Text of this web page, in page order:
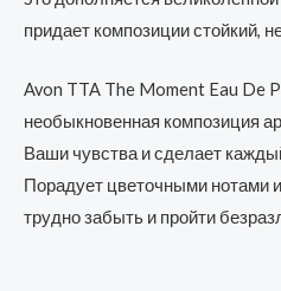
придает композиции стойкий,
Avon TTA The Moment Eau De
необыкновенная композиция
Ваши чувства и сделает
Порадует цветочными нотами
трудно забыть и пройти